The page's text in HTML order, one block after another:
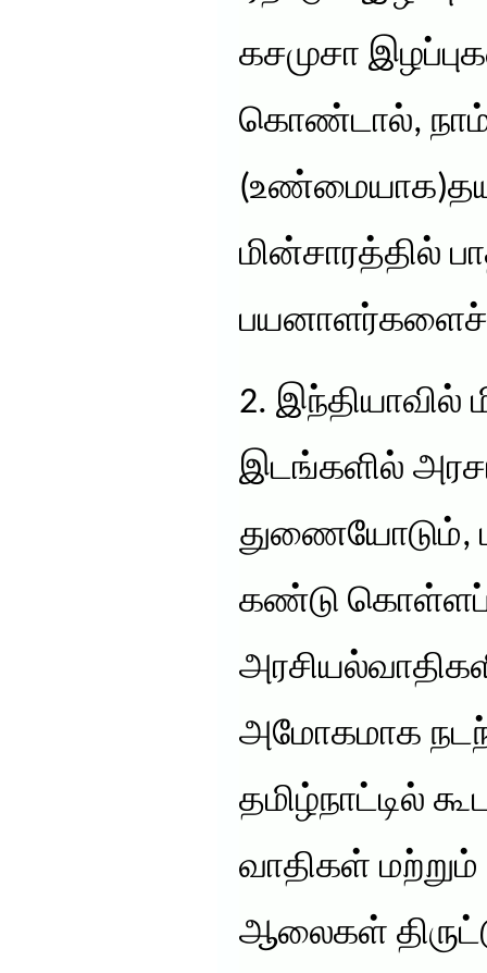
கசமுசா
கொண்டால்,
மின்சாரத்தில்
2. இந்தியாவில்
இடங்களில்
துணையோடும்,
கண்டு கொள்ளப்
அமோகமாக
தமிழ்நாட்டில்
வாதிகள் மற்றும்
ஆலைகள்